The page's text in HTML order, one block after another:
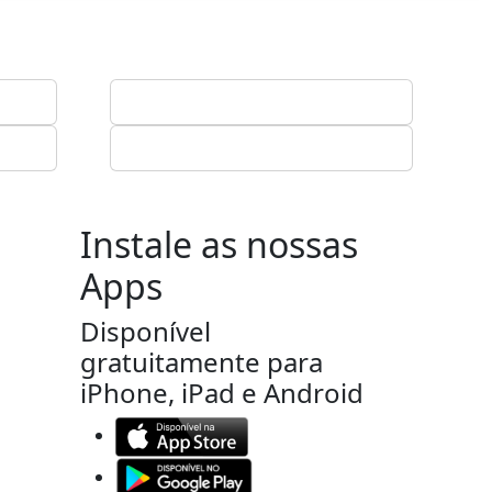
Instale as nossas
Apps
Disponível
gratuitamente para
iPhone, iPad e Android